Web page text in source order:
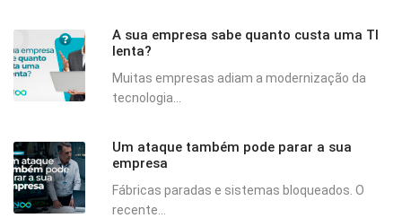
A sua empresa sabe quanto custa uma TI
lenta?
Muitas empresas adiam a modernização da
tecnologia...
Um ataque também pode parar a sua
empresa
Fábricas paradas e sistemas bloqueados. O
recente...